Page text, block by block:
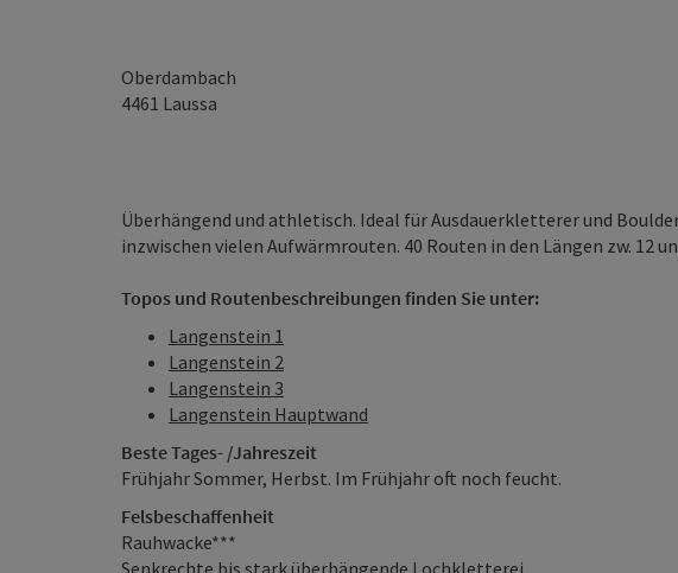
Oberdambach
4461 Laussa
Überhängend und athletisch. Ideal für Ausdauerkletterer und
inzwischen vielen Aufwärmrouten. 40 Routen in den Längen zw. 12
Topos und Routenbeschreibungen finden Sie unter:
Langenstein 1
Langenstein 2
Langenstein 3
Langenstein Hauptwand
Beste Tages- /Jahreszeit
Frühjahr Sommer, Herbst. Im Frühjahr oft noch feucht.
Felsbeschaffenheit
Rauhwacke***
Senkrechte bis stark überhängende Lochkletterei